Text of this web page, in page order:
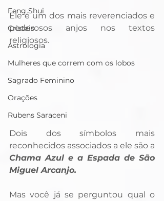
Feng Shui
Cristais
Astrologia
Mulheres que correm com os lobos
Sagrado Feminino
Orações
Rubens Saraceni
Ele é um dos mais reverenciados e
poderosos anjos nos textos
religiosos.
Dois dos símbolos mais
Chama Azul e a Espada de São
Miguel Arcanjo.
Mas você já se perguntou qual o